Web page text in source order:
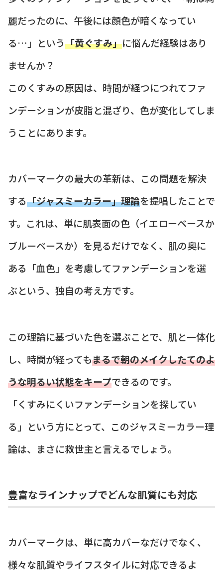
麗だったのに、午後には顔色が暗くなってい
る…」という「黄ぐすみ」に悩んだ経験はあり
ませんか？
このくすみの原因は、時間が経つにつれてファ
ンデーションが皮脂と混ざり、色が変化してしま
うことにあります。
カバーマークの最大の革新は、この問題を解決
する「ジャスミーカラー」理論を提唱したことで
す。これは、単に肌表面の色（イエローベースか
ブルーベースか）を見るだけでなく、肌の奥に
ある「血色」を考慮してファンデーションを選
ぶという、独自の考え方です。
この理論に基づいた色を選ぶことで、肌と一体化
し、時間が経ってもまるで朝のメイクしたてのよ
うな明るい状態をキープできるのです。
「くすみにくいファンデーションを探してい
る」という方にとって、このジャスミーカラー理
論は、まさに救世主と言えるでしょう。
豊富なラインナップでどんな肌質にも対応
カバーマークは、単に高カバーなだけでなく、
様々な肌質やライフスタイルに対応できるよ